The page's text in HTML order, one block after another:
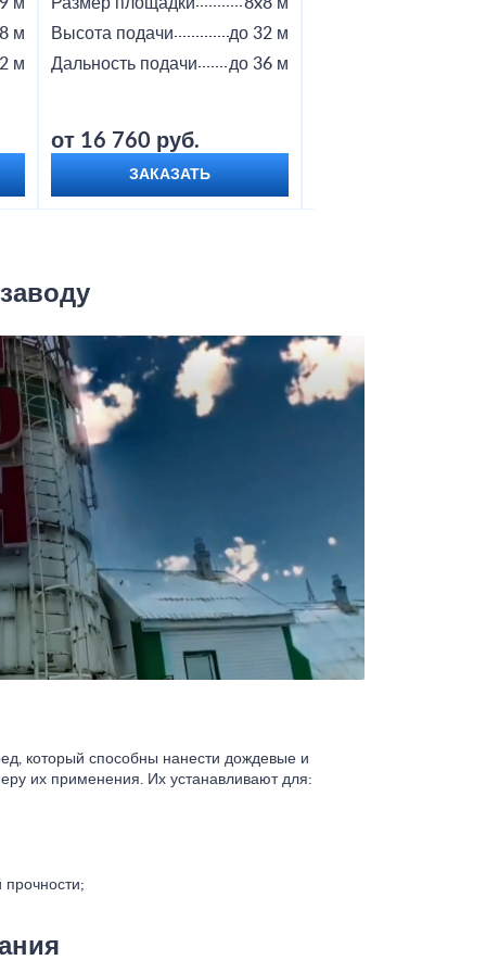
м
м
Высота подачи
до 32 м
Дальность подачи
до 36 м
от 16 760 руб.
ЗАКАЗАТЬ
который способны нанести дождевые и
их применения. Их устанавливают для:
прочности;